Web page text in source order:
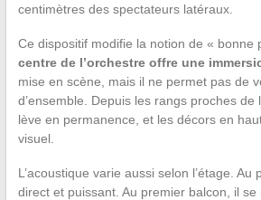
centimètres des spectateurs latéraux.
Ce dispositif modifie la notion de « bonne
centre de l’orchestre offre une
mise en scène, mais il ne permet pas de
d’ensemble. Depuis les rangs proches de
lève en permanence, et les décors en
visuel.
L’acoustique varie aussi selon l’étage. Au
direct et puissant. Au premier balcon, il